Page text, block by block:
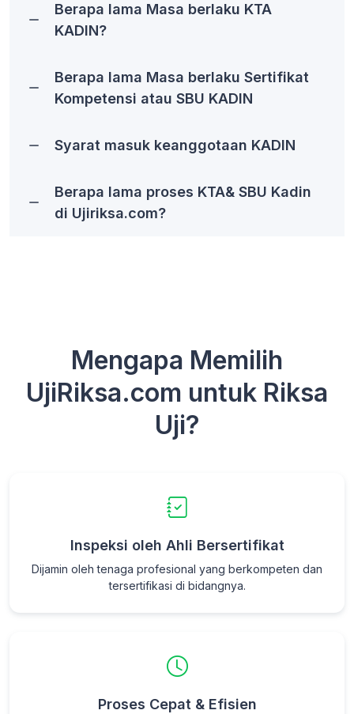
Berapa lama Masa berlaku KTA
KADIN?
Berapa lama Masa berlaku Sertifikat
Kompetensi atau SBU KADIN
Syarat masuk keanggotaan KADIN
Berapa lama proses KTA& SBU Kadin
di Ujiriksa.com?
Mengapa Memilih
UjiRiksa.com untuk Riksa
Uji?
Inspeksi oleh Ahli Bersertifikat
Dijamin oleh tenaga profesional yang berkompeten dan
tersertifikasi di bidangnya.
Proses Cepat & Efisien